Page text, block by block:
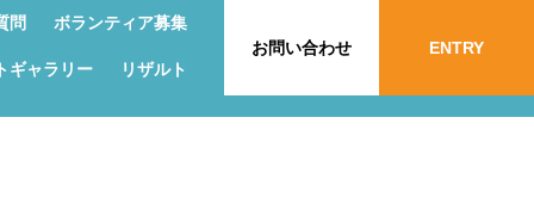
問 ボランティア募集
ギャラリー リザルト
お問い合わせ ENTRY